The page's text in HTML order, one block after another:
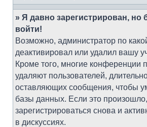
» Я давно зарегистрирован, но
войти!
Возможно, администратор по
деактивировал или удалил вашу
Кроме того, многие конференции
удаляют пользователей,
оставляющих сообщения, чтобы
базы данных. Если это
зарегистрироваться снова и
в дискуссиях.